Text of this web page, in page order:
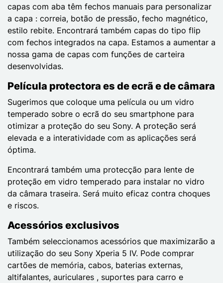
capas com aba têm fechos manuais para personalizar
a capa : correia, botão de pressão, fecho magnético,
estilo rebite. Encontrará também capas do tipo flip
com fechos integrados na capa. Estamos a aumentar a
nossa gama de capas com funções de carteira
desenvolvidas.
Película protectora es de ecrã e de câmara
Sugerimos que coloque uma película ou um vidro
temperado sobre o ecrã do seu smartphone para
otimizar a proteção do seu Sony. A proteção será
elevada e a interatividade com as aplicações será
óptima.
Encontrará também uma protecção para lente de
proteção em vidro temperado para instalar no vidro
da câmara traseira. Será muito eficaz contra choques
e riscos.
Acessórios exclusivos
Também seleccionamos acessórios que maximizarão a
utilização do seu Sony Xperia 5 IV. Pode comprar
cartões de memória, cabos, baterias externas,
altifalantes, auriculares , suportes para carro e